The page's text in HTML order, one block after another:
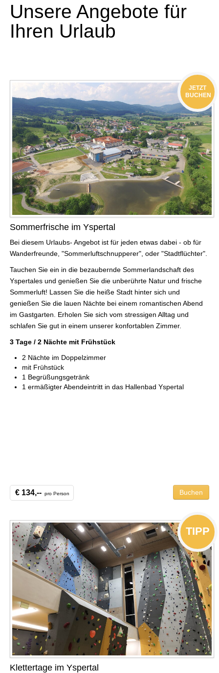
Unsere Angebote für
Ihren Urlaub
JETZT
BUCHEN
Sommerfrische im Yspertal
Bei diesem Urlaubs- Angebot ist für jeden etwas dabei - ob für
Wanderfreunde, "Sommerluftschnupperer", oder "Stadtflüchter".
Tauchen Sie ein in die bezaubernde Sommerlandschaft des
Yspertales und genießen Sie die unberührte Natur und frische
Sommerluft! Lassen Sie die heiße Stadt hinter sich und
genießen Sie die lauen Nächte bei einem romantischen Abend
im Gastgarten. Erholen Sie sich vom stressigen Alltag und
schlafen Sie gut in einem unserer konfortablen Zimmer.
3 Tage / 2 Nächte mit Frühstück
2 Nächte im Doppelzimmer
mit Frühstück
1 Begrüßungsgetränk
1 ermäßigter Abendeintritt in das Hallenbad Yspertal
€ 134,-- pro Person Buchen
TIPP
Klettertage im Yspertal